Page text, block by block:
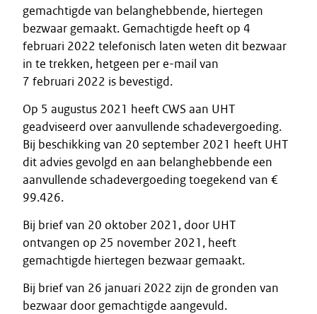
gemachtigde van belanghebbende, hiertegen
bezwaar gemaakt. Gemachtigde heeft op 4
februari 2022 telefonisch laten weten dit bezwaar
in te trekken, hetgeen per e-mail van
7 februari 2022 is bevestigd.
Op 5 augustus 2021 heeft CWS aan UHT
geadviseerd over aanvullende schadevergoeding.
Bij beschikking van 20 september 2021 heeft UHT
dit advies gevolgd en aan belanghebbende een
aanvullende schadevergoeding toegekend van €
99.426.
Bij brief van 20 oktober 2021, door UHT
ontvangen op 25 november 2021, heeft
gemachtigde hiertegen bezwaar gemaakt.
Bij brief van 26 januari 2022 zijn de gronden van
bezwaar door gemachtigde aangevuld.